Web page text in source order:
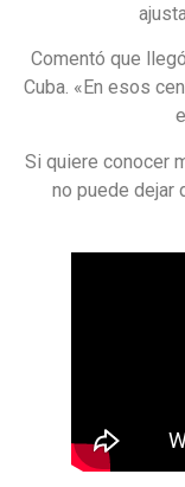
Comentó que
Cuba. «En esos
Si quiere conocer
no puede dejar